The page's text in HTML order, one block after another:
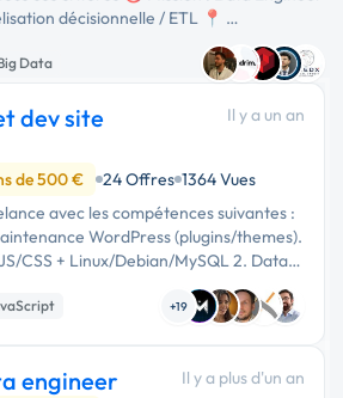
décisionnelle / ETL 📍 …
Data
dev site
Il y a un an
de 500 € 24 Offres 1364 Vues
avec les compétences suivantes :
WordPress (plugins/themes).
CSS + Linux/Debian/MySQL 2. Data
de flux ETL …+19
engineer
Il y a plus d'un an